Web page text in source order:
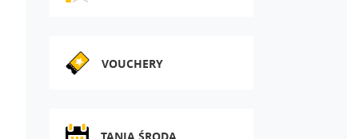
VOUCHERY
TANIA ŚRODA